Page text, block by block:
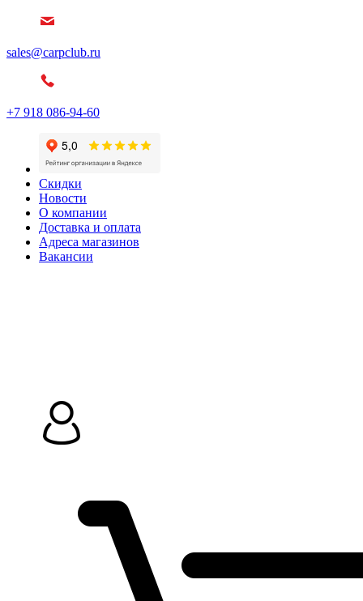
sales@carpclub.ru
+7 918 086-94-60
Скидки
Новости
О компании
Доставка и оплата
Адреса магазинов
Вакансии